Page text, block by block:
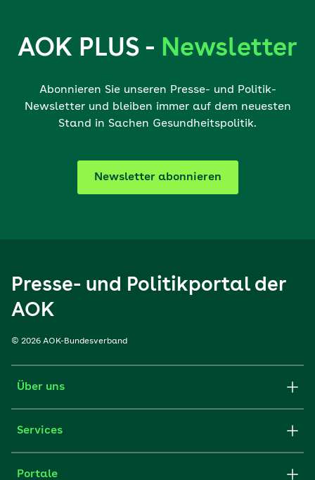
AOK PLUS - Newsletter
Abonnieren Sie unseren Presse- und Politik-
Newsletter und bleiben immer auf dem neuesten
Stand in Sachen Gesundheitspolitik.
Newsletter abonnieren
Presse- und Politikportal der
AOK
© 2026 AOK-Bundesverband
Über uns
Services
Portale